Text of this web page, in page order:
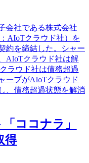
会社である株式会社
AIoTクラウド社）を
約を締結した。シャー
AIoTクラウド社は解
ラウド社は債務超過
ープがAIoTクラウド
、債務超過状態を解消
ココナラ」
得